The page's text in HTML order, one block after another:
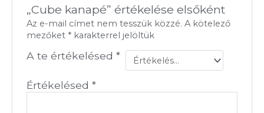
„Cube kanapé” értékelése elsőként
Az e-mail címet nem tesszük közzé. A kötelező
mezőket * karakterrel jelöltük
A te értékelésed*
Értékelésed*